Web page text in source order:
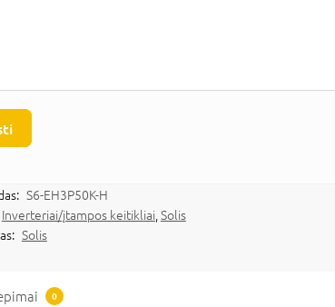
S6-EH3P50K-H
Inverteriai/įtampos keitikliai,Solis
Solis
0